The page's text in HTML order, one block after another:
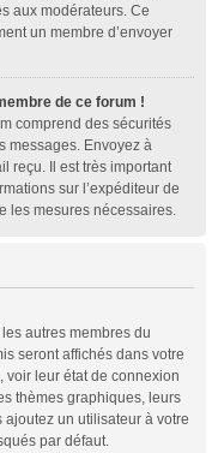
aux modérateurs. Ce
un membre d’envoyer
de ce forum !
comprend des sécurités
messages. Envoyez à
reçu. Il est très important
sur l’expéditeur de
les mesures nécessaires.
autres membres du
seront affichés dans votre
voir leur état de connexion
thèmes graphiques, leurs
un utilisateur à votre
par défaut.